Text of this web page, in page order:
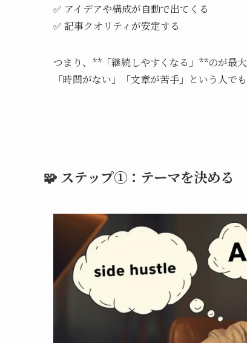
✅ アイデアや構成が自動で出てくる
✅ 記事クオリティが安定する
つまり、**「継続しやすくなる」**のが最大
「時間がない」「文章が苦手」という人で
🧩 ステップ①：テーマを決める